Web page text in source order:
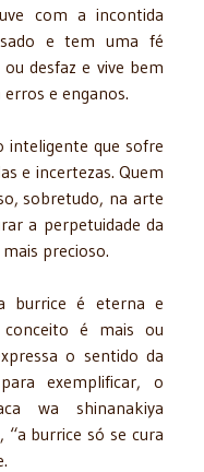
com a incontida
e tem uma fé
desfaz e vive bem
e enganos.
que sofre
e incertezas. Quem
sobretudo, na arte
a perpetuidade da
precioso.
burrice é eterna e
é mais ou
o sentido da
exemplificar, o
wa shinanakiya
“a burrice só se cura